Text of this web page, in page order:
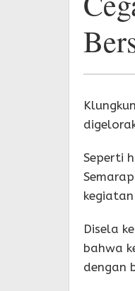
Seperti
Disela
bahwa
dengan